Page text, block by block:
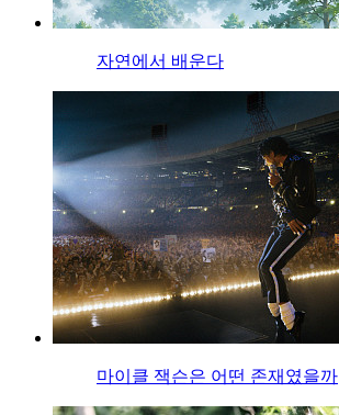
자연에서 배운다
마이클 잭슨은 어떤 존재였을까